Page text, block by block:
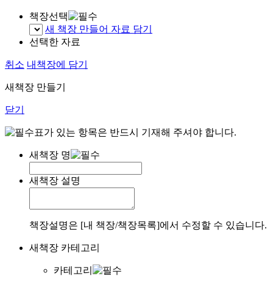
책장선택
새 책장 만들어 자료 담기
선택한 자료
취소 내책장에 담기
새책장 만들기
닫기
표가 있는 항목은 반드시 기재해 주셔야 합니다.
새책장 명
새책장 설명
책장설명은 [내 책장/책장목록]에서 수정할 수 있습니다.
새책장 카테고리
카테고리